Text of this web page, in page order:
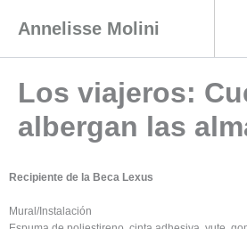
Annelisse Molini
Los viajeros:
albergan las
Recipiente de la Beca Lexus
Mural/Instalación